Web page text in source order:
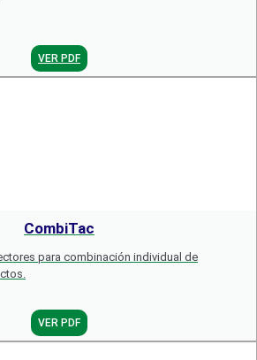
VER PDF
CombiTac
para combinación individual de
VER PDF